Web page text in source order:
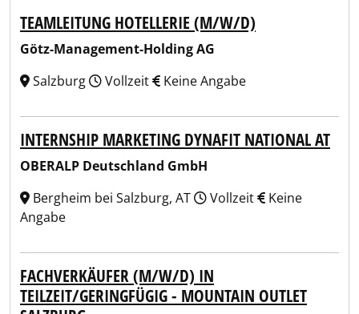
TEAMLEITUNG HOTELLERIE (M/W/D)
Götz-Management-Holding AG
Salzburg
Vollzeit Keine Angabe
INTERNSHIP MARKETING DYNAFIT NATIONAL AT
OBERALP Deutschland GmbH
Bergheim bei Salzburg, AT
Vollzeit
Keine
Angabe
FACHVERKÄUFER (M/W/D) IN
TEILZEIT/GERINGFÜGIG - MOUNTAIN OUTLET